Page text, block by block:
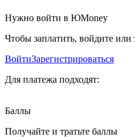
Нужно войти в ЮMoney
Чтобы заплатить, войдите
ВойтиЗарегистрироваться
Для платежа подходят:
Баллы
Получайте и тратьте баллы